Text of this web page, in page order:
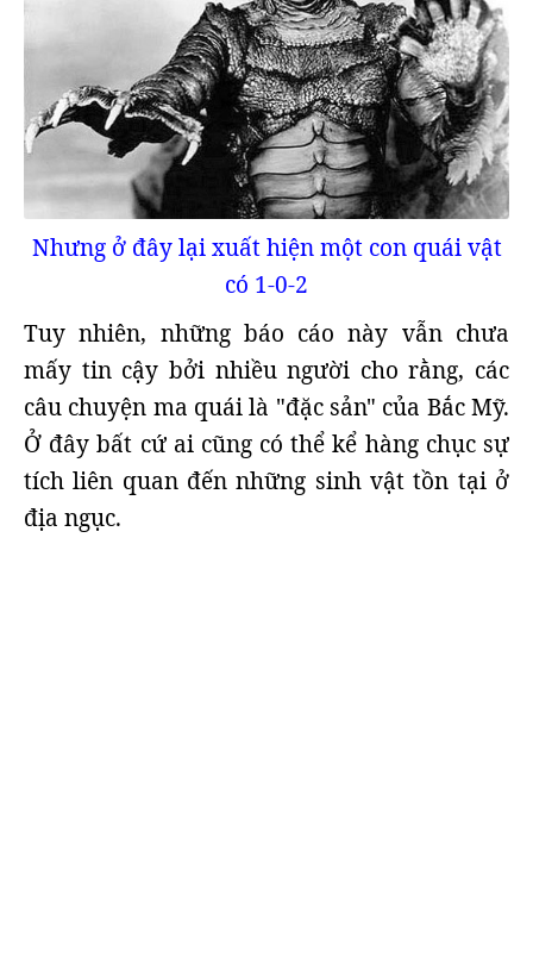
Nhưng ở đây lại xuất hiện một con quái vật
có 1-0-2
Tuy nhiên, những báo cáo này vẫn chưa
mấy tin cậy bởi nhiều người cho rằng, các
câu chuyện ma quái là "đặc sản" của Bắc Mỹ.
Ở đây bất cứ ai cũng có thể kể hàng chục sự
tích liên quan đến những sinh vật tồn tại ở
địa ngục.